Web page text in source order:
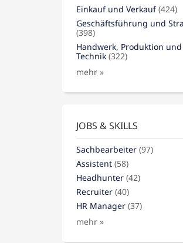
Einkauf und Verkauf (424)
Geschäftsführung und
(398)
Handwerk, Produktion und
Technik (322)
mehr »
JOBS & SKILLS
Sachbearbeiter (97)
Assistent (58)
Headhunter (42)
Recruiter (40)
HR Manager (37)
mehr »